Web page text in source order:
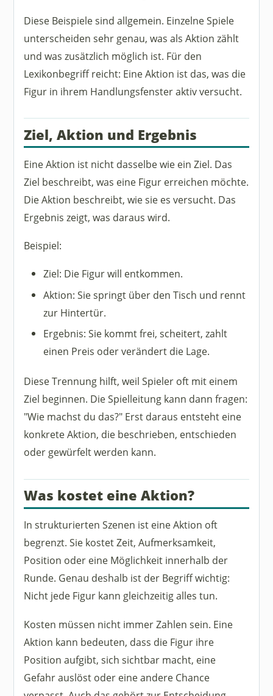
Diese Beispiele sind allgemein. Einzelne Spiele
unterscheiden sehr genau, was als Aktion zählt
und was zusätzlich möglich ist. Für den
Lexikonbegriff reicht: Eine Aktion ist das, was die
Figur in ihrem Handlungsfenster aktiv versucht.
Ziel, Aktion und Ergebnis
Eine Aktion ist nicht dasselbe wie ein Ziel. Das
Ziel beschreibt, was eine Figur erreichen möchte.
Die Aktion beschreibt, wie sie es versucht. Das
Ergebnis zeigt, was daraus wird.
Beispiel:
Ziel: Die Figur will entkommen.
Aktion: Sie springt über den Tisch und rennt
zur Hintertür.
Ergebnis: Sie kommt frei, scheitert, zahlt
einen Preis oder verändert die Lage.
Diese Trennung hilft, weil Spieler oft mit einem
Ziel beginnen. Die Spielleitung kann dann fragen:
"Wie machst du das?" Erst daraus entsteht eine
konkrete Aktion, die beschrieben, entschieden
oder gewürfelt werden kann.
Was kostet eine Aktion?
In strukturierten Szenen ist eine Aktion oft
begrenzt. Sie kostet Zeit, Aufmerksamkeit,
Position oder eine Möglichkeit innerhalb der
Runde. Genau deshalb ist der Begriff wichtig:
Nicht jede Figur kann gleichzeitig alles tun.
Kosten müssen nicht immer Zahlen sein. Eine
Aktion kann bedeuten, dass die Figur ihre
Position aufgibt, sich sichtbar macht, eine
Gefahr auslöst oder eine andere Chance